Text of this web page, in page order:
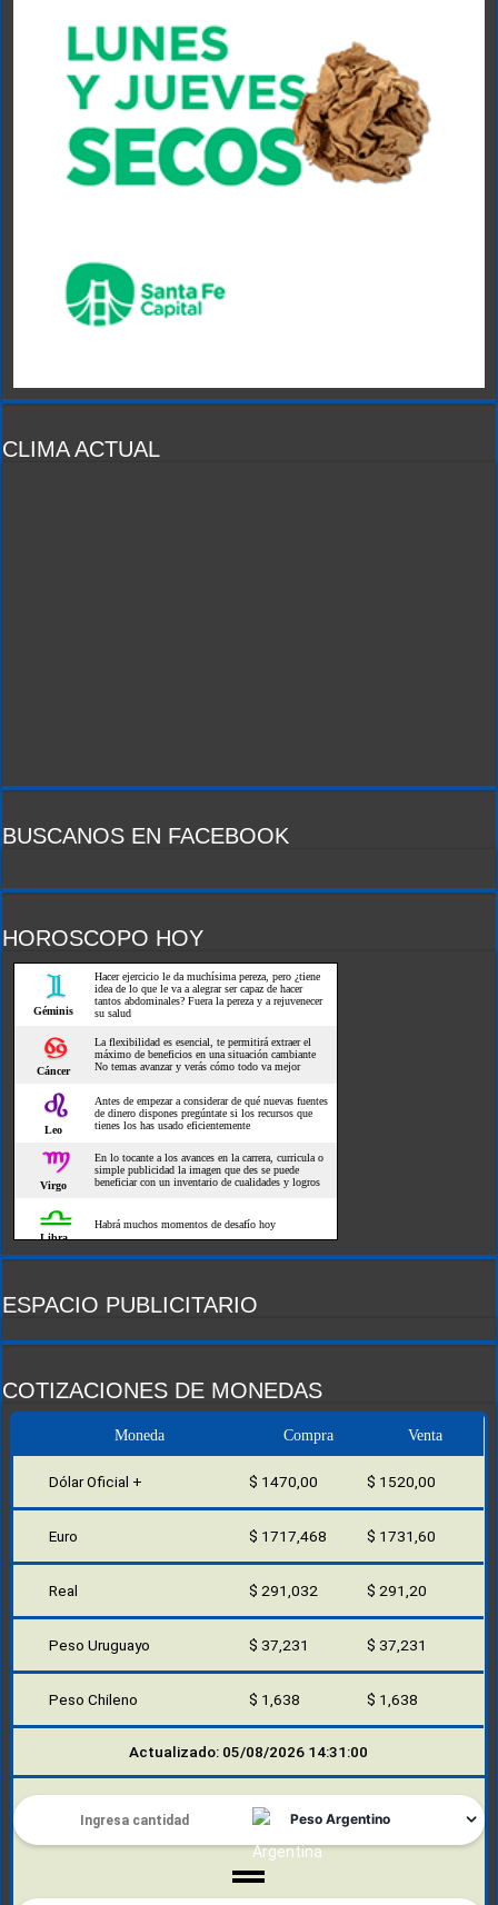
CLIMA ACTUAL
BUSCANOS EN FACEBOOK
HOROSCOPO HOY
ESPACIO PUBLICITARIO
COTIZACIONES DE MONEDAS
Moneda Compra Venta
Dólar Oficial + $ 1470,00 $ 1520,00
Euro $ 1717,468 $ 1731,60
Real $ 291,032 $ 291,20
Peso Uruguayo $ 37,231 $ 37,231
Peso Chileno $ 1,638 $ 1,638
Actualizado: 05/08/2026 14:31:00